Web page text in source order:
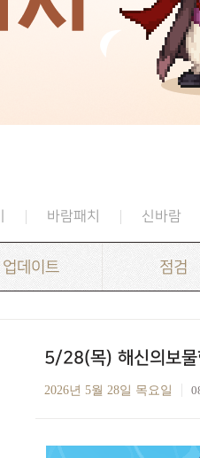
바람패치 신바람
업데이트 점검
5/28(목) 해신의보물
2026년 5월 28일 목요일